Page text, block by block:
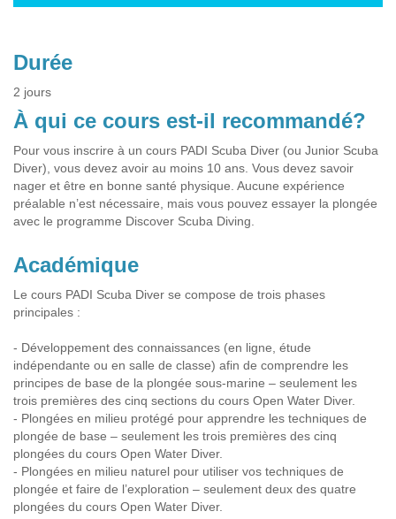
Durée
2 jours
À qui ce cours est-il recommandé?
Pour vous inscrire à un cours PADI Scuba Diver (ou Junior Scuba
Diver), vous devez avoir au moins 10 ans. Vous devez savoir
nager et être en bonne santé physique. Aucune expérience
préalable n’est nécessaire, mais vous pouvez essayer la plongée
avec le programme Discover Scuba Diving.
Académique
Le cours PADI Scuba Diver se compose de trois phases
principales :
- Développement des connaissances (en ligne, étude
indépendante ou en salle de classe) afin de comprendre les
principes de base de la plongée sous-marine – seulement les
trois premières des cinq sections du cours Open Water Diver.
- Plongées en milieu protégé pour apprendre les techniques de
plongée de base – seulement les trois premières des cinq
plongées du cours Open Water Diver.
- Plongées en milieu naturel pour utiliser vos techniques de
plongée et faire de l’exploration – seulement deux des quatre
plongées du cours Open Water Diver.